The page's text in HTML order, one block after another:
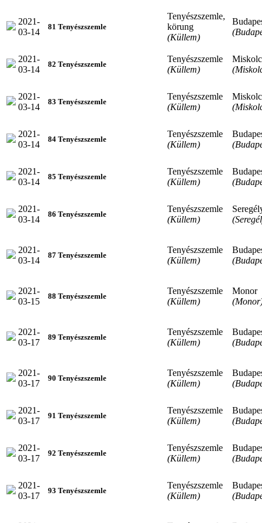
2021-
03-14
81 Tenyészszemle
Tenyészszemle,
körung
(Küllem)
2021-
03-14
82 Tenyészszemle
Tenyészszemle
(Küllem)
Miskolc
2021-
03-14
83 Tenyészszemle
Tenyészszemle
(Küllem)
Miskolc
2021-
03-14
84 Tenyészszemle
Tenyészszemle
(Küllem)
2021-
03-14
85 Tenyészszemle
Tenyészszemle
(Küllem)
2021-
03-14
86 Tenyészszemle
Tenyészszemle
(Küllem)
2021-
03-14
87 Tenyészszemle
Tenyészszemle
(Küllem)
2021-
03-15
88 Tenyészszemle
Tenyészszemle
(Küllem)
Monor
2021-
03-17
89 Tenyészszemle
Tenyészszemle
(Küllem)
2021-
03-17
90 Tenyészszemle
Tenyészszemle
(Küllem)
2021-
03-17
91 Tenyészszemle
Tenyészszemle
(Küllem)
2021-
03-17
92 Tenyészszemle
Tenyészszemle
(Küllem)
2021-
03-17
93 Tenyészszemle
Tenyészszemle
(Küllem)